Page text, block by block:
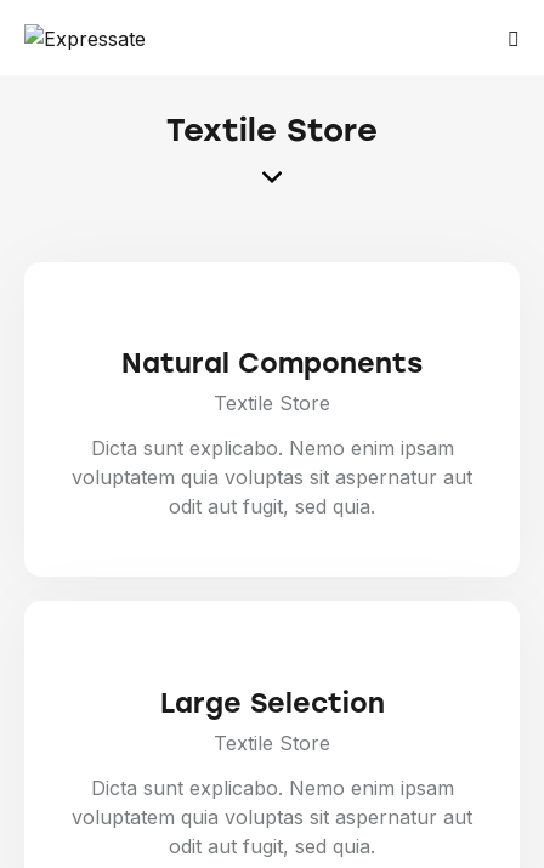
Textile Store
Natural Components
Textile Store
Dicta sunt explicabo. Nemo enim ipsam
voluptatem quia voluptas sit aspernatur aut
odit aut fugit, sed quia.
Large Selection
Textile Store
Dicta sunt explicabo. Nemo enim ipsam
voluptatem quia voluptas sit aspernatur aut
odit aut fugit, sed quia.